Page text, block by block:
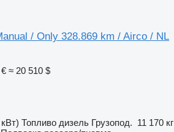
/ Only 328.869 km / Airco / NL
≈ 20 510 $
Топливо дизель Грузопод. 11 170 кг